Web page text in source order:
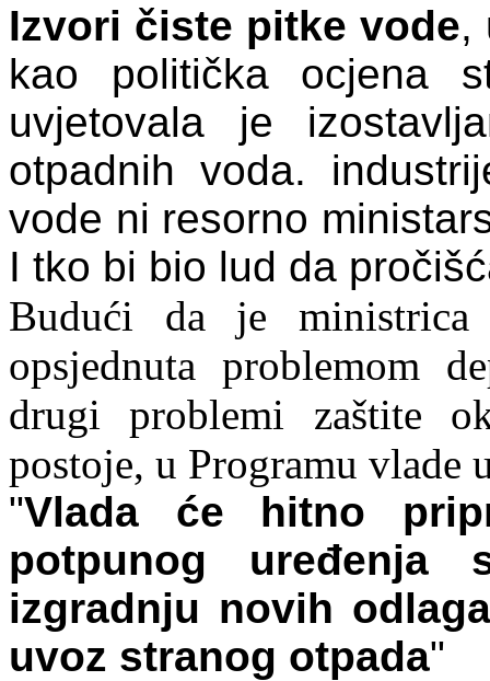
Izvori čiste pitke vode,
kao politička ocjena
uvjetovala je
otpadnih voda.
vode ni resorno
I tko bi bio lud da
Budući da je
opsjednuta problemom
drugi problemi zaštite
postoje, u Programu vlade
"Vlada će hitno
potpunog uređenja
izgradnju novih
uvoz stranog otpada"